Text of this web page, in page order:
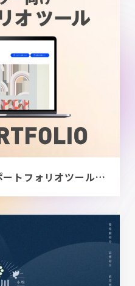
[PR]クリエイター向けポートフォリオツール｜BRIK PORTFOLIO